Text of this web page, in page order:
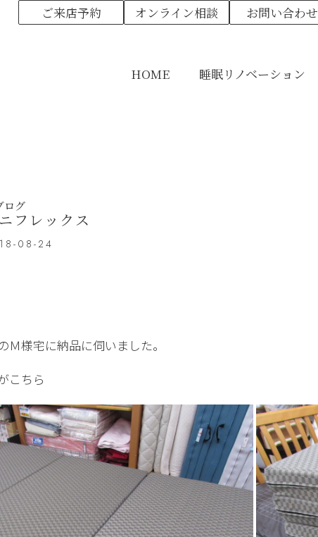
ご来店予約 オンライン相談 お問い合わせ
HOME 睡眠リノベーション
ログ
フレックス
08-24
Ｍ様宅に納品に伺いました。
こちら